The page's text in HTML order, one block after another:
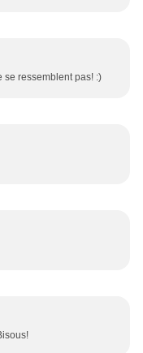
se ressemblent pas! :)